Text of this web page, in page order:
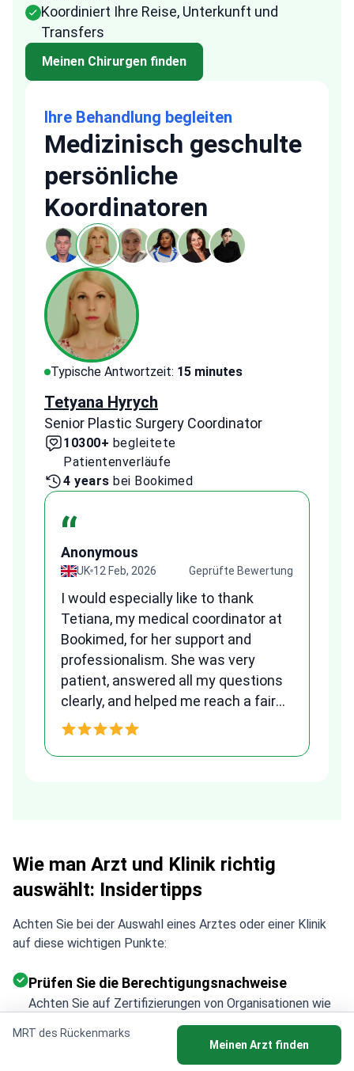
MRT des Rückenmarks
Meinen Arzt finden
Koordiniert Ihre Reise, Unterkunft und
Transfers
Meinen Chirurgen finden
Ihre Behandlung begleiten
Medizinisch geschulte
persönliche
Koordinatoren
Typische Antwortzeit: 15 minutes
Tetyana Hyrych
Senior Plastic Surgery Coordinator
10300+ begleitete
Patientenverläufe
4 years bei Bookimed
“
Anonymous
UK 12 Feb, 2026 Geprüfte Bewertung
I would especially like to thank
Tetiana, my medical coordinator at
Bookimed, for her support and
professionalism. She was very
patient, answered all my questions
clearly, and helped me reach a fair
and transparent agreement. Her
Wie man Arzt und Klinik richtig
auswählt: Insidertipps
Achten Sie bei der Auswahl eines Arztes oder einer Klinik
auf diese wichtigen Punkte:
Prüfen Sie die Berechtigungsnachweise
Achten Sie auf Zertifizierungen von Organisationen wie
Informieren Sie sich über die Erfolgsquoten
Wählen Sie Ärzte mit umfassender Erfahrung in der